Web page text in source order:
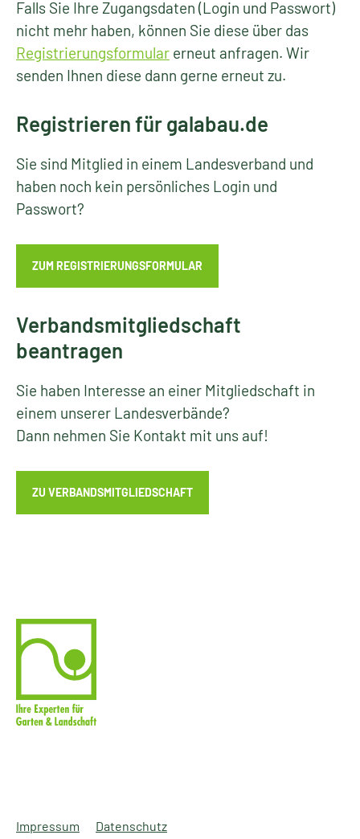
Falls Sie Ihre Zugangsdaten (Login und Passwort)
nicht mehr haben, können Sie diese über das
Registrierungsformular erneut anfragen. Wir
senden Ihnen diese dann gerne erneut zu.
Registrieren für galabau.de
Sie sind Mitglied in einem Landesverband und
haben noch kein persönliches Login und
Passwort?
ZUM REGISTRIERUNGSFORMULAR
Verbandsmitgliedschaft
beantragen
Sie haben Interesse an einer Mitgliedschaft in
einem unserer Landesverbände?
Dann nehmen Sie Kontakt mit uns auf!
ZU VERBANDSMITGLIEDSCHAFT
Impressum Datenschutz